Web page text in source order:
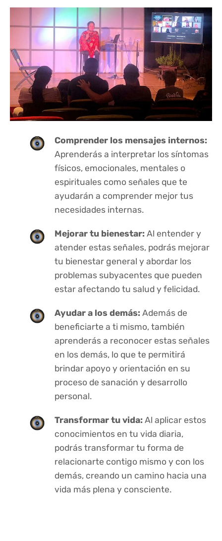
Comprender los mensajes internos:
Aprenderás a interpretar los síntomas
físicos, emocionales, mentales o
espirituales como señales que te
ayudarán a comprender mejor tus
necesidades internas.
Mejorar tu bienestar: Al entender y
atender estas señales, podrás mejorar
tu bienestar general y abordar los
problemas subyacentes que pueden
estar afectando tu salud y felicidad.
Ayudar a los demás: Además de
beneficiarte a ti mismo, también
aprenderás a reconocer estas señales
en los demás, lo que te permitirá
brindar apoyo y orientación en su
proceso de sanación y desarrollo
personal.
Transformar tu vida: Al aplicar estos
conocimientos en tu vida diaria,
podrás transformar tu forma de
relacionarte contigo mismo y con los
demás, creando un camino hacia una
vida más plena y consciente.